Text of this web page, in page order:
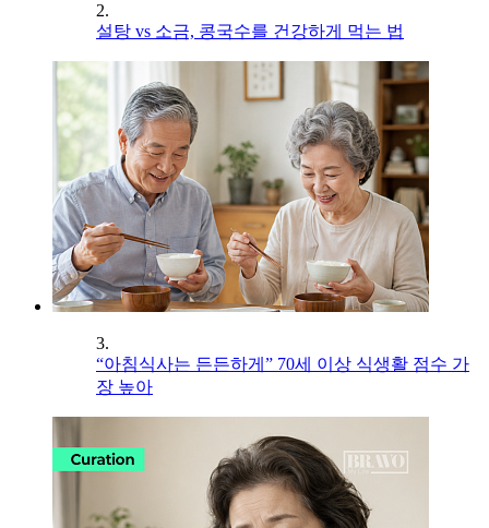
2.
설탕 vs 소금, 콩국수를 건강하게 먹는 법
3.
“아침식사는 든든하게” 70세 이상 식생활 점수 가
장 높아